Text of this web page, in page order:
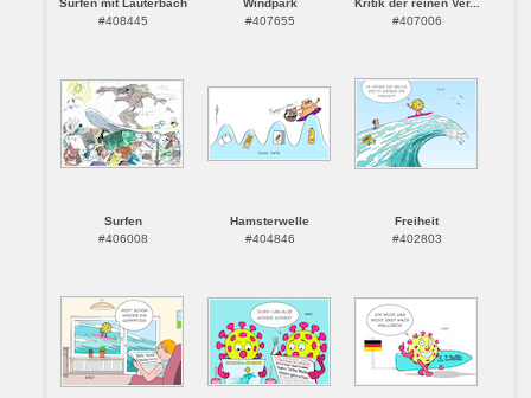
Surfen mit Lauterbach
#408445
Windpark
#407655
Kritik der reinen Ver...
#407006
Surfen
#406008
Hamsterwelle
#404846
Freiheit
#402803